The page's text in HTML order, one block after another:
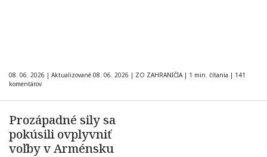
08. 06. 2026 | Aktualizované 08. 06. 2026 | ZO ZAHRANIČIA | 1 min. čítania | 141
komentárov
Prozápadné sily sa
pokúsili ovplyvniť
voľby v Arménsku